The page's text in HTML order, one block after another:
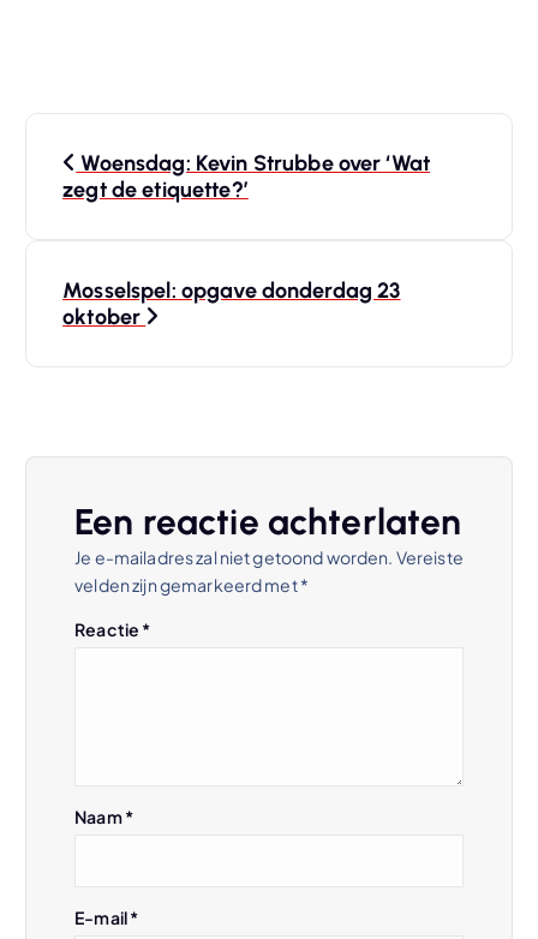
Woensdag: Kevin Strubbe over ‘Wat
zegt de etiquette?’
Mosselspel: opgave donderdag 23
oktober
Een reactie achterlaten
Je e-mailadres zal niet getoond worden. Vereiste
velden zijn gemarkeerd met*
Reactie *
Naam*
E-mail*